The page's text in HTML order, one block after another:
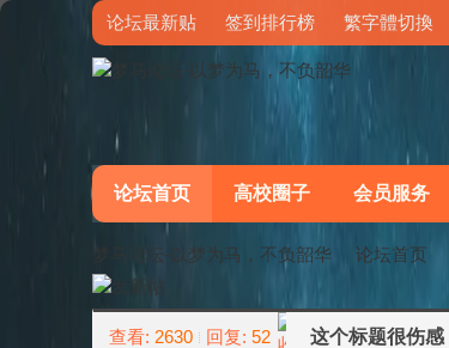
论坛最新贴 签到排行榜 繁字體切換
论坛首页 高校圈子 会员服务
梦马论坛-以梦为马，不负韶华 论坛首页
查看: 2630 回复: 52 这个标题很伤感